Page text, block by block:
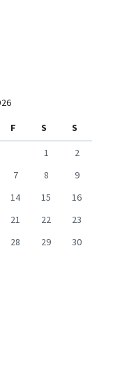
F S
S
1
2
7 8
9
14 15
16
21 22
23
28 29
30